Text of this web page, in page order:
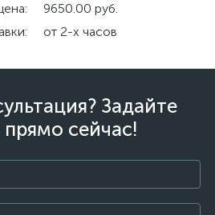
9650.00 руб.
от 2-х часов
Задайте
прямо сейчас!